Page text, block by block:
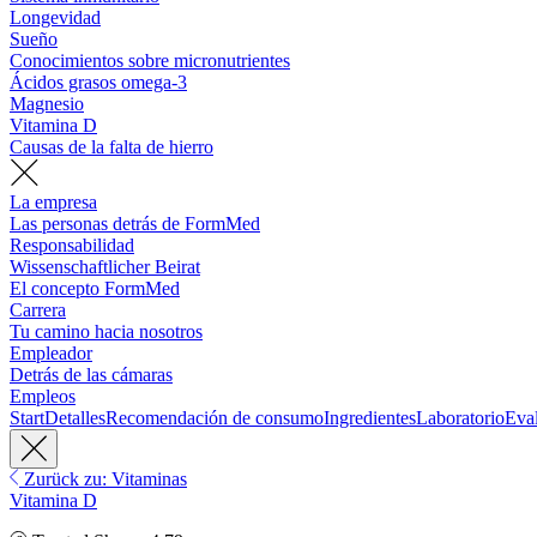
Longevidad
Sueño
Conocimientos sobre micronutrientes
Ácidos grasos omega-3
Magnesio
Vitamina D
Causas de la falta de hierro
La empresa
Las personas detrás de FormMed
Responsabilidad
Wissenschaftlicher Beirat
El concepto FormMed
Carrera
Tu camino hacia nosotros
Empleador
Detrás de las cámaras
Empleos
StartDetallesRecomendación de consumoIngredientesLaboratorio
Zurück zu: Vitaminas
Vitamina D